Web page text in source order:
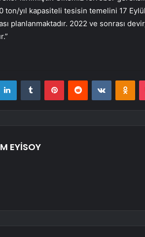
ton/yıl kapasiteli tesisin temelini 17
planlanmaktadır. 2022 ve sonrası
LinkedInTumblr PinterestReddit VKontakte
EYİSOY